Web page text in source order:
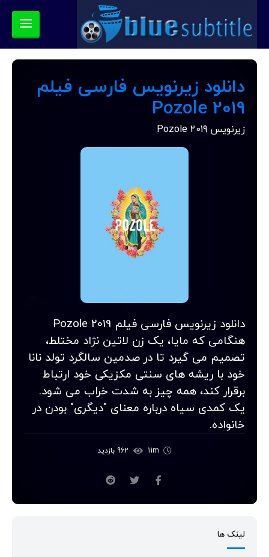
دانلود زیرنویس فارسی فیلم
Pozole 2019
زیرنویس Pozole 2019
دانلود زیرنویس فارسی فیلم Pozole 2019
هنگامی که مایا، یک زن لاتین نژاد مختلط،
تصمیم می گیرد تا در صدمین سالگرد تولد نانا
خود با ریشه های سنتی مکزیکی خود ارتباط
برقرار کند، همه چیز به شدت خراب می شود.
یک کمدی سیاه درباره معنای "دیگری" بودن در
خانواده.
لینک ها